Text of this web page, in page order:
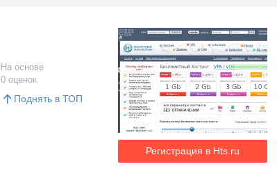
Регистрация в Hts.ru
На основе
0 оценок
Поднять в ТОП